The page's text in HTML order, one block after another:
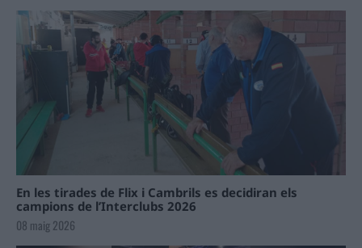
En les tirades de Flix i Cambrils es decidiran els
campions de l’Interclubs 2026
08 maig 2026